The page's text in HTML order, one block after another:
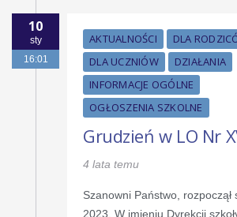
10
sty
16:01
AKTUALNOŚCI
DLA
DLA UCZNIÓW
DZIAŁANIA
INFORMACJE OGÓLNE
OGŁOSZENIA SZKOLNE
Grudzień w LO Nr
4 lata temu
Szanowni Państwo, rozpoczął
2023. W imieniu Dyrekcji